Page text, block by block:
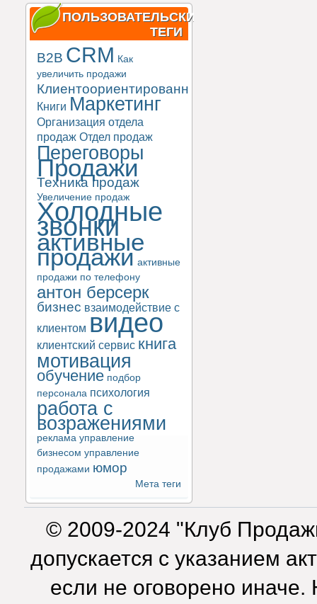
ПОЛЬЗОВАТЕЛЬСКИЕ
ТЕГИ
B2B CRM Как
увеличить продажи
Клиентоориентированность
Книги Маркетинг
Организация отдела
продаж Отдел продаж
Переговоры
Продажи
Техника продаж
Увеличение продаж
Холодные
звонки
активные
продажи активные
продажи по телефону
антон берсерк
бизнес взаимодействие с
клиентом видео
клиентский сервис книга
мотивация
обучение подбор
персонала психология
работа с
возражениями
реклама управление
бизнесом управление
продажами юмор
Мета теги
© 2009-2024 "Клуб
допускается с указанием
если не оговорено